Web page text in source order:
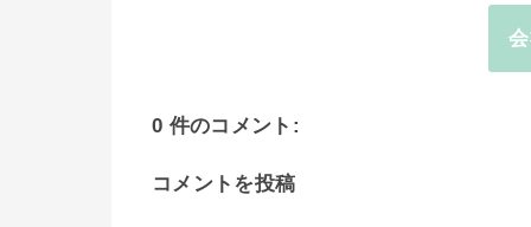
0 件のコメント:
コメントを投稿